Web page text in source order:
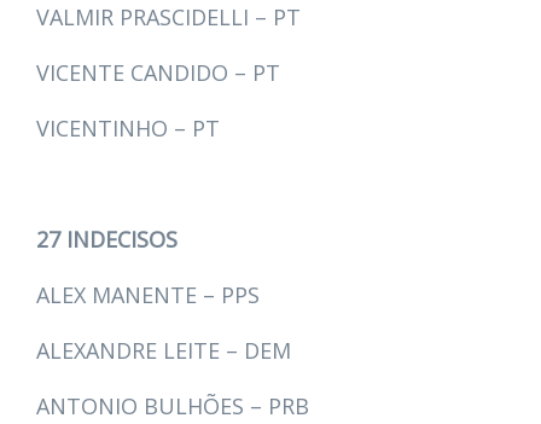
VALMIR PRASCIDELLI – PT
VICENTE CANDIDO – PT
VICENTINHO – PT
27 INDECISOS
ALEX MANENTE – PPS
ALEXANDRE LEITE – DEM
ANTONIO BULHÕES – PRB